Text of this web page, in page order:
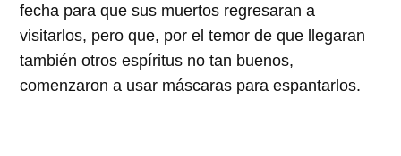
fecha para que sus muertos regresaran a
visitarlos, pero que, por el temor de que llegaran
también otros espíritus no tan buenos,
comenzaron a usar máscaras para espantarlos.